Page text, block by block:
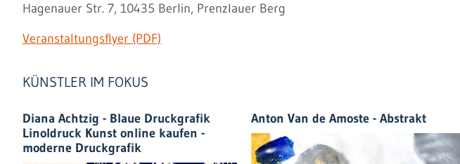
Hagenauer Str. 7, 10435 Berlin, Prenzlauer Berg
Veranstaltungsflyer (PDF)
KÜNSTLER IM FOKUS
Diana Achtzig - Blaue Druckgrafik
Linoldruck Kunst online kaufen -
moderne Druckgrafik
Anton Van de Amoste - Abstrakt